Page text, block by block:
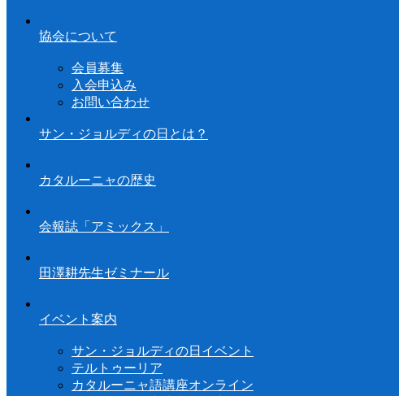
協会について
会員募集
入会申込み
お問い合わせ
サン・ジョルディの日とは？
カタルーニャの歴史
会報誌「アミックス」
田澤耕先生ゼミナール
イベント案内
サン・ジョルディの日イベント
テルトゥーリア
カタルーニャ語講座オンライン